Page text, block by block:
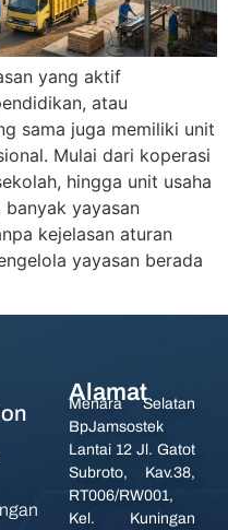
yang aktif
atau
sama juga memiliki unit
Mulai dari koperasi
hingga unit usaha
yayasan
kejelasan aturan
yayasan berada
Alamat
Menara Selatan
BpJamsostek
Lantai 12 Jl. Gatot
Subroto, Kav.38,
RT006/RW001,
Kel. Kuningan